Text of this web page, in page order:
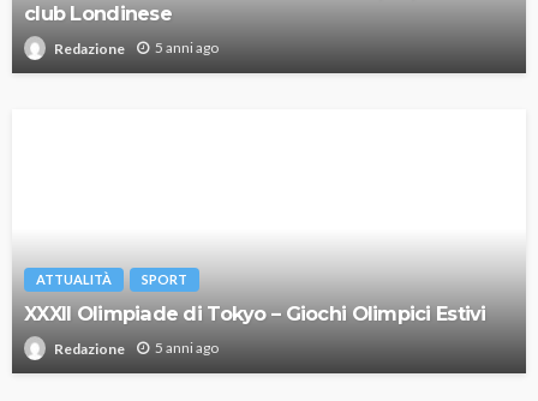
club Londinese
Redazione 5 anni ago
ATTUALITÀ SPORT
XXXII Olimpiade di Tokyo – Giochi Olimpici Estivi
Redazione 5 anni ago